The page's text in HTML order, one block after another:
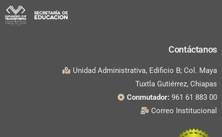
Contáctanos
Unidad Administrativa, Edificio B; Col. Maya
Tuxtla Gutiérrez, Chiapas
Conmutador: 961 61 883 00
Correo Institucional